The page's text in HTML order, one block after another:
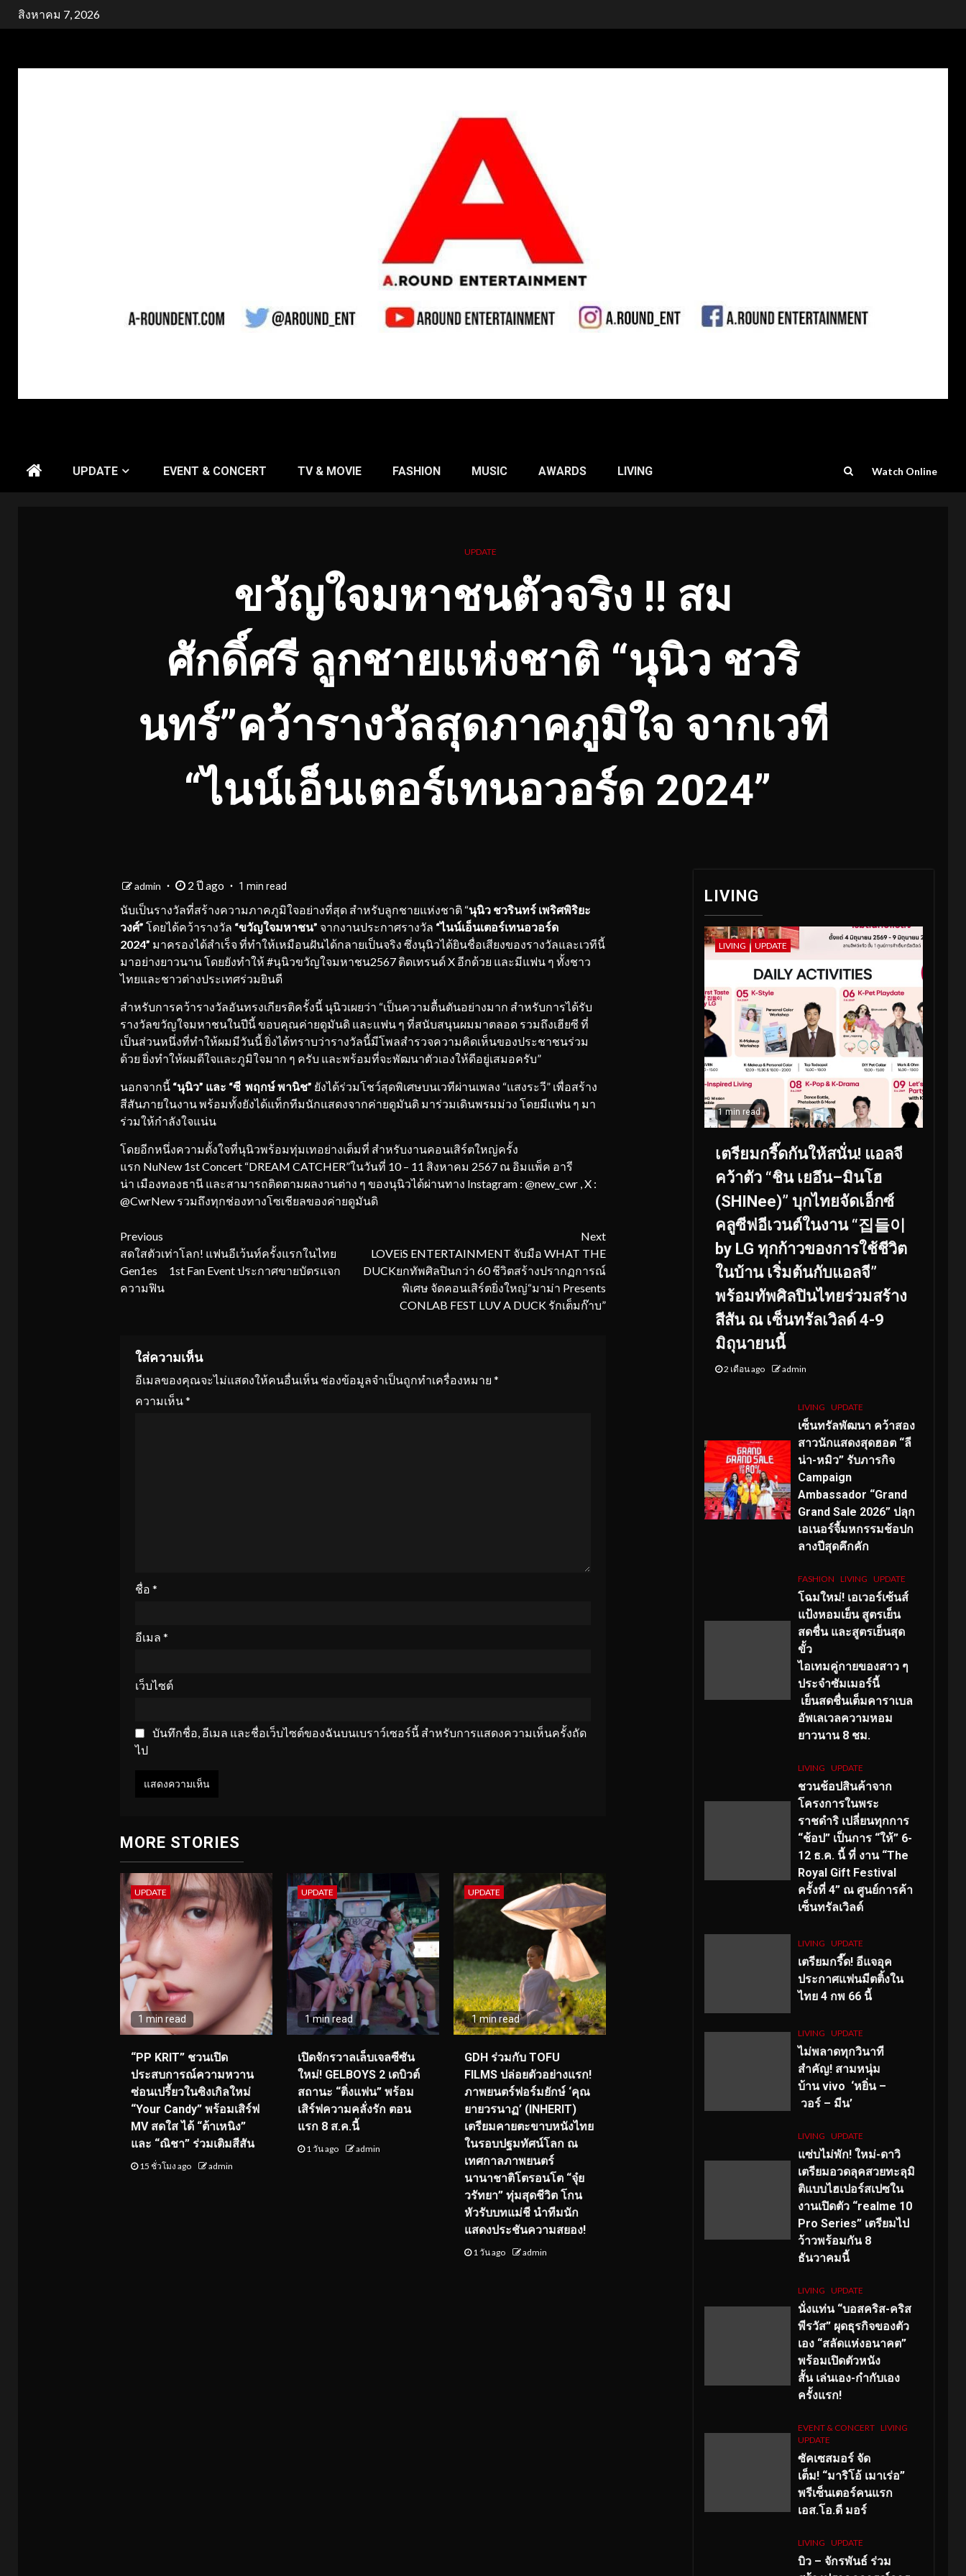
Skipสิงหาคม 7, 2026
UPDATE EVENT & CONCERT TV & MOVIE FASHION MUSIC AWARDS LIVING Watch Online
UPDATE
ขวัญใจมหาชนตัวจริง !! สม
ศักดิ์ศรี ลูกชายแห่งชาติ “นุนิว ชวริ
นทร์”คว้ารางวัลสุดภาคภูมิใจ จากเวที
“ไนน์เอ็นเตอร์เทนอวอร์ด 2024”
admin 2 ปี ago 1 min read
นับเป็นรางวัลที่สร้างความภาคภูมิใจอย่างที่สุด สำหรับลูกชายแห่งชาติ “นุนิว ชวรินทร์ เพริศพิริยะ
วงศ์” โดยได้คว้ารางวัล “ขวัญใจมหาชน” จากงานประกาศรางวัล “ไนน์เอ็นเตอร์เทนอวอร์ด
2024” มาครองได้สำเร็จ ที่ทำให้เหมือนฝันได้กลายเป็นจริง ซึ่งนุนิวได้ยินชื่อเสียงของรางวัลและเวทีนี้
มาอย่างยาวนาน โดยยังทำให้ #นุนิวขวัญใจมหาชน2567 ติดเทรนด์ X อีกด้วย และมีแฟน ๆ ทั้งชาว
ไทยและชาวต่างประเทศร่วมยินดี
สำหรับการคว้ารางวัลอันทรงเกียรติครั้งนี้ นุนิวเผยว่า “เป็นความตื้นตันอย่างมาก สำหรับการได้รับ
รางวัลขวัญใจมหาชนในปีนี้ ขอบคุณค่ายดูมันดิ และแฟน ๆ ที่สนับสนุนผมมาตลอด รวมถึงเฮียซี ที่
เป็นส่วนหนึ่งที่ทำให้ผมมีวันนี้ ยิ่งได้ทราบว่ารางวัลนี้มีโพลสำรวจความคิดเห็นของประชาชนร่วม
ด้วย ยิ่งทำให้ผมดีใจและภูมิใจมาก ๆ ครับ และพร้อมที่จะพัฒนาตัวเองให้ดีอยู่เสมอครับ”
นอกจากนี้ “นุนิว” และ “ซี พฤกษ์พานิช” ยังได้ร่วมโชว์สุดพิเศษบนเวทีผ่านเพลง “แสงระวี” เพื่อสร้าง
สีสันภายในงาน พร้อมทั้งยังได้แท็กทีมนักแสดงจากค่ายดูมันดิ มาร่วมเดินพรมม่วง โดยมีแฟน ๆ มา
ร่วมให้กำลังใจแน่น
โดยอีกหนึ่งความตั้งใจที่นุนิวพร้อมทุ่มเทอย่างเต็มที่ สำหรับงานคอนเสิร์ตใหญ่ครั้ง
แรก NuNew 1st Concert “DREAM CATCHER”ในวันที่ 10 – 11 สิงหาคม 2567 ณ อิมแพ็ค อารี
น่า เมืองทองธานี และสามารถติดตามผลงานต่าง ๆ ของนุนิวได้ผ่านทาง Instagram : @new_cwr , X :
@CwrNew รวมถึงทุกช่องทางโซเชียลของค่ายดูมันดิ
Continue
Reading
Previous
สดใสตัวเท่าโลก! แฟนอีเว้นท์ครั้งแรกในไทย
Gen1es 1st Fan Event ประกาศขายบัตรแจก
ความฟิน
Next
LOVEiS ENTERTAINMENT จับมือ WHAT THE
DUCKยกทัพศิลปินกว่า 60 ชีวิตสร้างปรากฏการณ์
พิเศษ จัดคอนเสิร์ตยิ่งใหญ่“มาม่า Presents
CONLAB FEST LUV A DUCK รักเต็มก๊าบ”
ใส่ความเห็น
อีเมลของคุณจะไม่แสดงให้คนอื่นเห็น ช่องข้อมูลจำเป็นถูกทำเครื่องหมาย *
ความเห็น*
ชื่อ *
อีเมล *
เว็บไซต์
บันทึกชื่อ, อีเมล และชื่อเว็บไซต์ของฉันบนเบราว์เซอร์นี้ สำหรับการแสดงความเห็นครั้งถัด
ไป
MORE STORIES
UPDATE
1 min read
“PP KRIT” ชวนเปิด
ประสบการณ์ความหวาน
ซ่อนเปรี้ยวในซิงเกิลใหม่
“Your Candy” พร้อมเสิร์ฟ
MV สดใส ได้ “ต้าเหนิง”
และ “ณิชา” ร่วมเติมสีสัน
15 ชั่วโมง ago admin
UPDATE
1 min read
เปิดจักรวาลเล็บเจลซีซัน
ใหม่! GELBOYS 2 เดบิวต์
สถานะ “ติ่งแฟน” พร้อม
เสิร์ฟความคลั่งรัก ตอน
แรก 8 ส.ค.นี้
1 วัน ago admin
UPDATE
1 min read
GDH ร่วมกับ TOFU
FILMS ปล่อยตัวอย่างแรก!
ภาพยนตร์ฟอร์มยักษ์ ‘คุณ
ยายวรนาฏ’ (INHERIT)
เตรียมคายตะขาบหนังไทย
ในรอบปฐมทัศน์โลก ณ
เทศกาลภาพยนตร์
นานาชาติโตรอนโต “จุ๋ย
วรัทยา” ทุ่มสุดชีวิต โกน
หัวรับบทแม่ชี นำทีมนัก
แสดงประชันความสยอง!
1 วัน ago admin
LIVING
LIVING UPDATE
1 min read
เตรียมกรี๊ดกันให้สนั่น! แอลจี
คว้าตัว “ชิน เยอึน–มินโฮ
(SHINee)” บุกไทยจัดเอ็กซ์
คลูซีฟอีเวนต์ในงาน “집들이
by LG ทุกก้าวของการใช้ชีวิต
ในบ้าน เริ่มต้นกับแอลจี”
พร้อมทัพศิลปินไทยร่วมสร้าง
สีสัน ณ เซ็นทรัลเวิลด์ 4-9
มิถุนายนนี้
2 เดือน ago admin
LIVING UPDATE
เซ็นทรัลพัฒนา คว้าสอง
สาวนักแสดงสุดฮอต “ลี
น่า-หมิว” รับภารกิจ
Campaign
Ambassador “Grand
Grand Sale 2026” ปลุก
เอเนอร์จี้มหกรรมช้อปก
ลางปีสุดคึกคัก
FASHION LIVING UPDATE
โฉมใหม่! เอเวอร์เซ้นส์
แป้งหอมเย็น สูตรเย็น
สดชื่น และสูตรเย็นสุด
ขั้ว
ไอเทมคู่กายของสาว ๆ
ประจำซัมเมอร์นี้
เย็นสดชื่นเต็มคาราเบล
อัพเลเวลความหอม
ยาวนาน 8 ชม.
LIVING UPDATE
ชวนช้อปสินค้าจาก
โครงการในพระ
ราชดำริ เปลี่ยนทุกการ
“ช้อป” เป็นการ “ให้” 6-
12 ธ.ค. นี้ ที่ งาน “The
Royal Gift Festival
ครั้งที่ 4” ณ ศูนย์การค้า
เซ็นทรัลเวิลด์
LIVING UPDATE
เตรียมกรี๊ด! อีแจอุค
ประกาศแฟนมีตติ้งใน
ไทย 4 กพ 66 นี้
LIVING UPDATE
ไม่พลาดทุกวินาที
สำคัญ! สามหนุ่ม
บ้าน vivo ‘หยิ่น –
วอร์ – มีน’
LIVING UPDATE
แซ่บไม่พัก! ใหม่-ดาวิ
เตรียมอวดลุคสวยทะลุมิ
ติแบบไฮเปอร์สเปซใน
งานเปิดตัว “realme 10
Pro Series” เตรียมไป
ว้าวพร้อมกัน 8
ธันวาคมนี้
LIVING UPDATE
นั่งแท่น “บอสคริส-คริส
พีรวัส” ผุดธุรกิจของตัว
เอง “สลัดแห่งอนาคต”
พร้อมเปิดตัวหนัง
สั้น เล่นเอง-กำกับเอง
ครั้งแรก!
EVENT & CONCERT LIVING
UPDATE
ซัคเซสมอร์ จัด
เต็ม! “มาริโอ้ เมาเร่อ”
พรีเซ็นเตอร์คนแรก
เอส.โอ.ดี มอร์
LIVING UPDATE
บิว – จักรพันธ์ ร่วม